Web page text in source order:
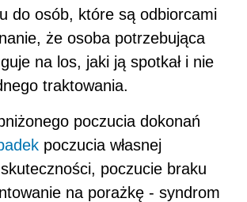
do osób, które są odbiorcami
że osoba potrzebująca
na los, jaki ją spotkał i nie
traktowania.
poczucia dokonań
poczucia własnej
poczucie braku
na porażkę - syndrom